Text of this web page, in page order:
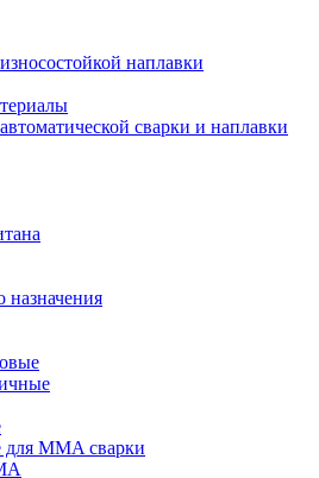
наплавки
сварки и наплавки
назначения
для MMA сварки